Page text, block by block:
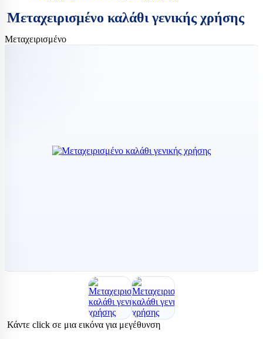
Μεταχειρισμένο καλάθι γενικής χρήσης
Μεταχειρισμένο
Κάντε click σε μια εικόνα για μεγέθυνση